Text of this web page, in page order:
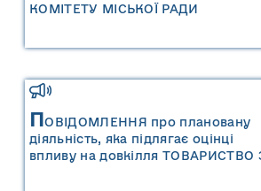
КОМІТЕТУ МІСЬКОЇ РАДИ
ПОВІДОМЛЕННЯ про плановану
діяльність, яка підлягає оцінці
впливу на довкілля ТОВАРИСТВО